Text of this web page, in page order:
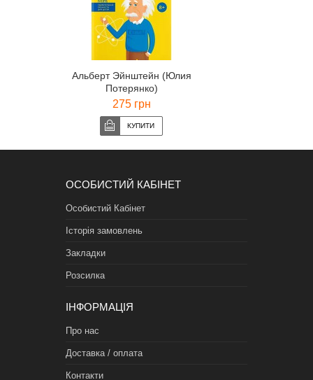
Альберт Эйнштейн (Юлия
Потерянко)
275 грн
ОСОБИСТИЙ КАБІНЕТ
Особистий Кабінет
Історія замовлень
Закладки
Розсилка
ІНФОРМАЦІЯ
Про нас
Доставка / оплата
Контакти